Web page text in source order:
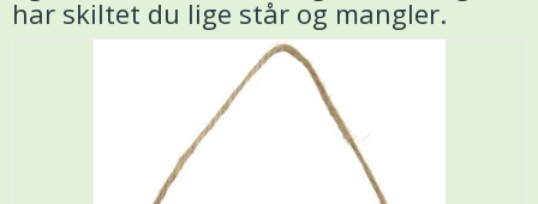
har skiltet du lige står og mangler.